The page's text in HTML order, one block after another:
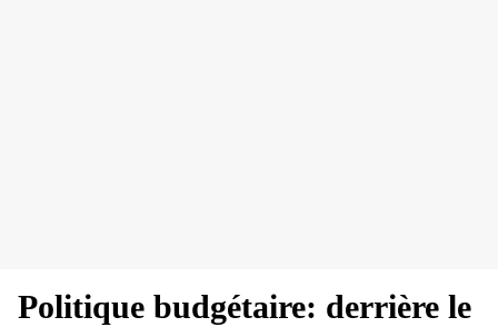
Politique budgétaire: derrière le